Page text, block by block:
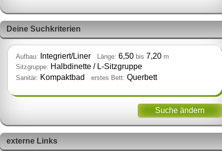
Deine Suchkriterien
Aufbau: Integriert/Liner Länge: 6,50 bis 7,20 m
Sitzgruppe: Halbdinette / L‑Sitzgruppe
Sanitär: Kompaktbad erstes Bett: Querbett
Suche ändern
externe Links